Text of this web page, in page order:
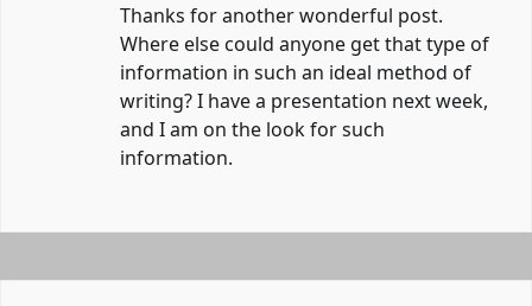
Thanks for another wonderful post.
Where else could anyone get that type of
information in such an ideal method of
writing? I have a presentation next week,
and I am on the look for such
information.